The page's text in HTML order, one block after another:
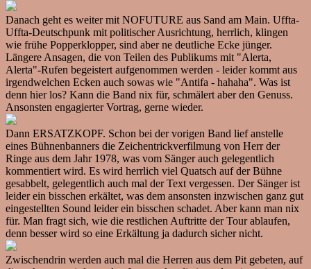
Danach geht es weiter mit NOFUTURE aus Sand am Main. Uffta-
Uffta-Deutschpunk mit politischer Ausrichtung, herrlich, klingen
wie frühe Popperklopper, sind aber ne deutliche Ecke jünger.
Längere Ansagen, die von Teilen des Publikums mit "Alerta,
Alerta"-Rufen begeistert aufgenommen werden - leider kommt aus
irgendwelchen Ecken auch sowas wie "Antifa - hahaha". Was ist
denn hier los? Kann die Band nix für, schmälert aber den Genuss.
Ansonsten engagierter Vortrag, gerne wieder.
Dann ERSATZKOPF. Schon bei der vorigen Band lief anstelle
eines Bühnenbanners die Zeichentrickverfilmung von Herr der
Ringe aus dem Jahr 1978, was vom Sänger auch gelegentlich
kommentiert wird. Es wird herrlich viel Quatsch auf der Bühne
gesabbelt, gelegentlich auch mal der Text vergessen. Der Sänger ist
leider ein bisschen erkältet, was dem ansonsten inzwischen ganz gut
eingestellten Sound leider ein bisschen schadet. Aber kann man nix
für. Man fragt sich, wie die restlichen Auftritte der Tour ablaufen,
denn besser wird so eine Erkältung ja dadurch sicher nicht.
Zwischendrin werden auch mal die Herren aus dem Pit gebeten, auf